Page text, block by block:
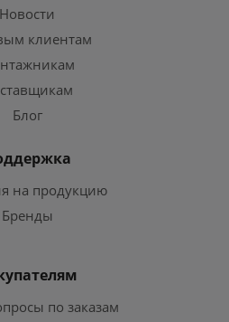
Новости
клиентам
Блог
на продукцию
Бренды
по заказам